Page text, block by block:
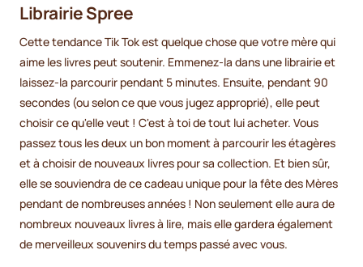
Librairie Spree
Cette tendance Tik Tok est quelque chose que votre mère qui
aime les livres peut soutenir. Emmenez-la dans une librairie et
laissez-la parcourir pendant 5 minutes. Ensuite, pendant 90
secondes (ou selon ce que vous jugez approprié), elle peut
choisir ce qu'elle veut ! C'est à toi de tout lui acheter. Vous
passez tous les deux un bon moment à parcourir les étagères
et à choisir de nouveaux livres pour sa collection. Et bien sûr,
elle se souviendra de ce cadeau unique pour la fête des Mères
pendant de nombreuses années ! Non seulement elle aura de
nombreux nouveaux livres à lire, mais elle gardera également
de merveilleux souvenirs du temps passé avec vous.